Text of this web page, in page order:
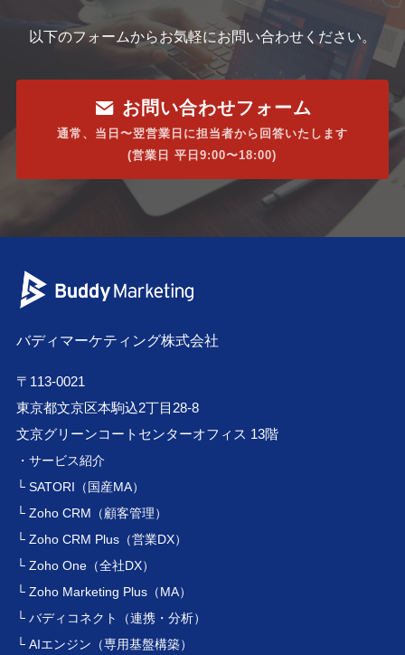
以下のフォームからお気軽にお問い合わせください。
お問い合わせフォーム
通常、当日〜翌営業日に担当者から回答いたします
(営業日 平日9:00〜18:00)
バディマーケティング株式会社
〒113-0021
東京都文京区本駒込2丁目28-8
文京グリーンコートセンターオフィス 13階
・サービス紹介
└ SATORI（国産MA）
└ Zoho CRM（顧客管理）
└ Zoho CRM Plus（営業DX）
└ Zoho One（全社DX）
└ Zoho Marketing Plus（MA）
└ バディコネクト（連携・分析）
└ AIエンジン（専用基盤構築）